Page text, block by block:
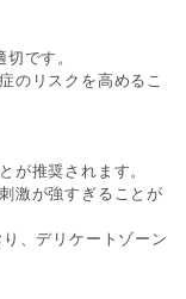
です。
のリスクを高めるこ
が推奨されます。
激が強すぎることが
、デリケートゾーン